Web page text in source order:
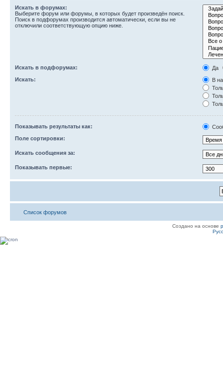
Искать в форумах:
Выберите форум или форумы, в которых будет произведён поиск.
Поиск в подфорумах производится автоматически, если вы не
отключили соответствующую опцию ниже.
Искать в подфорумах:
Да
Искать:
В
Показывать результаты как:
Поле сортировки:
Искать сообщения за:
Показывать первые:
Список форумов
Создано на основе